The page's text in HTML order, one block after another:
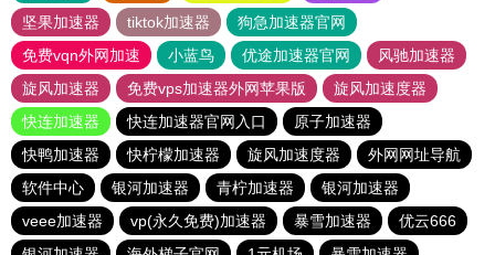
坚果加速器
tiktok加速器
狗急加速器官网
免费vqn外网加速
小蓝鸟 优途加速器官网
风驰加速器
旋风加速器
免费vps加速器外网苹果版
旋风加速度器
快连加速器
快连加速器官网入口
原子加速器
快鸭加速器
快柠檬加速器 旋风加速度器
外网网址导航
软件中心
银河加速器 青柠加速器
银河加速器
veee加速器
vp(永久免费)加速器 暴雪加速器
优云666